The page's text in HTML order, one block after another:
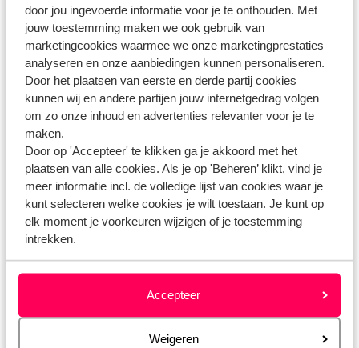
door jou ingevoerde informatie voor je te onthouden. Met
jouw toestemming maken we ook gebruik van
marketingcookies waarmee we onze marketingprestaties
analyseren en onze aanbiedingen kunnen personaliseren.
Door het plaatsen van eerste en derde partij cookies
kunnen wij en andere partijen jouw internetgedrag volgen
om zo onze inhoud en advertenties relevanter voor je te
maken.
Door op 'Accepteer' te klikken ga je akkoord met het
plaatsen van alle cookies. Als je op 'Beheren’ klikt, vind je
meer informatie incl. de volledige lijst van cookies waar je
kunt selecteren welke cookies je wilt toestaan. Je kunt op
elk moment je voorkeuren wijzigen of je toestemming
intrekken.
Accepteer
Weigeren
creditcard op naam van de hoofdbestuurder.
Vragen over hetzelfde onderwerp
Met wie werkt Eliza was here samen voor de huurauto?
Welke autotypes biedt Eliza was here aan?
Welke huurauto is inclusief?
Gerelateerde vragen
Wat dekt de annuleringsverzekering?
Met wie werkt Eliza was here samen voor de huurauto?